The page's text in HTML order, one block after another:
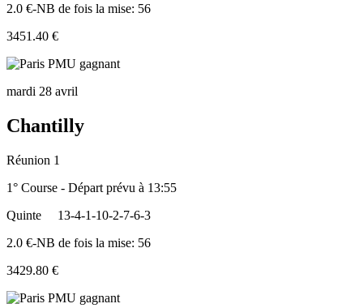
2.0 €-NB de fois la mise: 56
3451.40 €
mardi 28 avril
Chantilly
Réunion 1
1° Course - Départ prévu à 13:55
Quinte
13-4-1-10-2-7-6-3
2.0 €-NB de fois la mise: 56
3429.80 €